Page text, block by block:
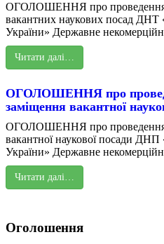
ОГОЛОШЕННЯ про проведення
вакантних наукових посад
України» Державне
Читати далі…
ОГОЛОШЕННЯ про
заміщення вакантної
ОГОЛОШЕННЯ про проведення
вакантної наукової посади
України» Державне
Читати далі…
Оголошення